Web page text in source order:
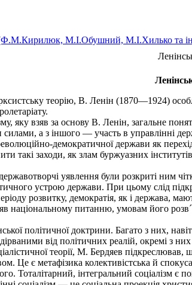
(Ф.М.Кирилюк, М.І.Обушний, М.І.Хилько та
теорію, В. Ленін (1870—1924)
яку взяв за основу В. Ленін, загальне
а з іншого — участь в управлінні
демократичної держави як
такі заходи, як злам буржуазних
уявлення були розкриті ним
устрою держави. При цьому слід
розвитку, демократія, як і держава,
національному питанню, умовам його
політичної доктрини. Багато з них,
від політичних реалій, окремі з
теорії, М. Бердяев
Це є метафізика колективістська й
Тоталітарний, інтегральний соціалізм